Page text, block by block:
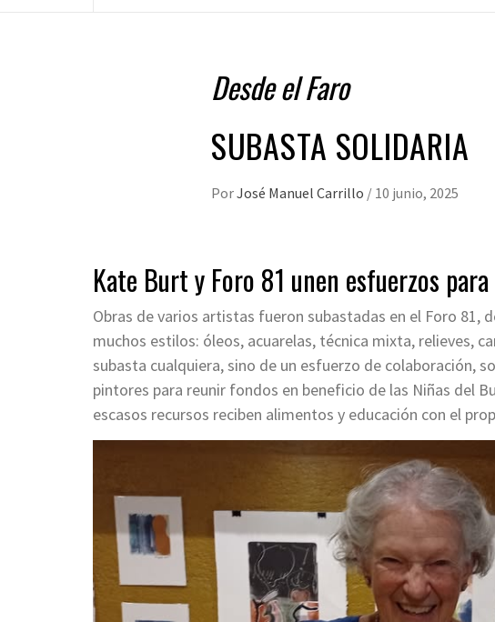
Desde el Faro
SUBASTA SOLIDARIA
PorJosé Manuel Carrillo / 10 junio, 2025
Kate Burt y Foro 81 unen esfuerzos
Obras de varios artistas fueron subastadas en el Foro 81,
muchos estilos: óleos, acuarelas, técnica mixta, relieves,
subasta cualquiera, sino de un esfuerzo de colaboración,
pintores para reunir fondos en beneficio de las Niñas del
escasos recursos reciben alimentos y educación con el